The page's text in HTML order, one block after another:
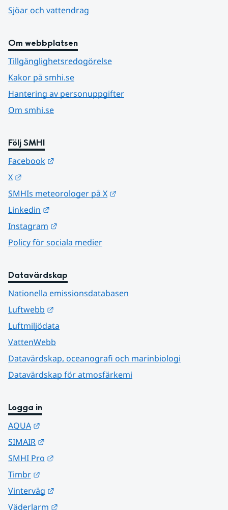
Sjöar och vattendrag
Om webbplatsen
Tillgänglighetsredogörelse
Kakor på smhi.se
Hantering av personuppgifter
Om smhi.se
Följ SMHI
Facebook
X
SMHIs meteorologer på X
Linkedin
Instagram
Policy för sociala medier
Datavärdskap
Nationella emissionsdatabasen
Luftwebb
Luftmiljödata
VattenWebb
Datavärdskap, oceanografi och marinbiologi
Datavärdskap för atmosfärkemi
Logga in
AQUA
SIMAIR
SMHI Pro
Timbr
Vinterväg
Väderlarm